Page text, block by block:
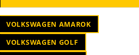
VOLKSWAGEN AMAROK
VOLKSWAGEN GOLF